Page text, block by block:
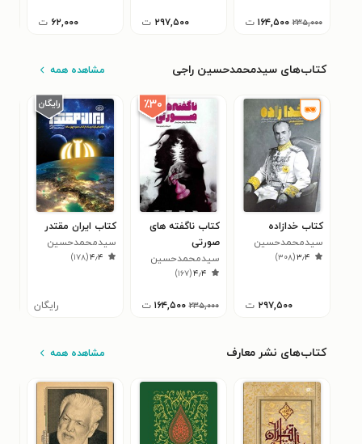
۲۳۵,۰۰۰ ۱۶۴,۵۰۰ ت ۲۹۷,۵۰۰ ت ۶۲,۰۰۰ ت
کتاب‌های سیدمحمدحسین راجی مشاهده همه
کتاب خدازاده
سیدمحمدحسین
راجی۳٫۴(۳۰۸)
۲۹۷,۵۰۰ ت
٪۳۰
کتاب ناگفته های
صورتی
سیدمحمدحسین
راجی۴٫۴(۱۶۷)
۲۳۵,۰۰۰ ۱۶۴,۵۰۰ ت
کتاب ایران مقتدر
سیدمحمدحسین
راجی۴٫۴(۱۷۸)
رایگان
کتاب‌های نشر معارف مشاهده همه